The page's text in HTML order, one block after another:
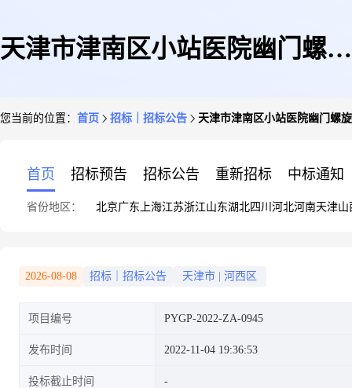
天津市津南区小站医院幽门螺旋
您当前的位置： 首页 招标｜招标公告 天津市津南区小站医院幽门螺
首页 招标预告 招标公告 重新招标 中标通知
省份地区： 北京广东 上海江苏浙江山东湖北四川 河北河南天津山
2026-08-08 招标｜招标公告 天津市 河西区
项目编号 PYGP-2022-ZA-0945
发布时间 2022-11-04 19:36:53
投标截止时间